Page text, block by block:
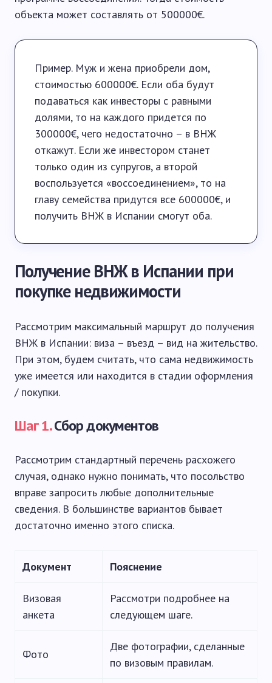
объекта может составлять от 500000€.
Пример. Муж и жена приобрели дом,
стоимостью 600000€. Если оба будут
подаваться как инвесторы с равными
долями, то на каждого придется по
300000€, чего недостаточно – в ВНЖ
откажут. Если же инвестором станет
только один из супругов, а второй
воспользуется «воссоединением», то на
главу семейства придутся все 600000€, и
получить ВНЖ в Испании смогут оба.
Получение ВНЖ в Испании при
покупке недвижимости
Рассмотрим максимальный маршрут до получения
ВНЖ в Испании: виза – въезд – вид на жительство.
При этом, будем считать, что сама недвижимость
уже имеется или находится в стадии оформления
/ покупки.
Шаг 1.Сбор документов
Рассмотрим стандартный перечень расхожего
случая, однако нужно понимать, что посольство
вправе запросить любые дополнительные
сведения. В большинстве вариантов бывает
достаточно именно этого списка.
Документ Пояснение
Визовая
анкета
Рассмотри подробнее на
следующем шаге.
Фото
Две фотографии, сделанные
по визовым правилам.